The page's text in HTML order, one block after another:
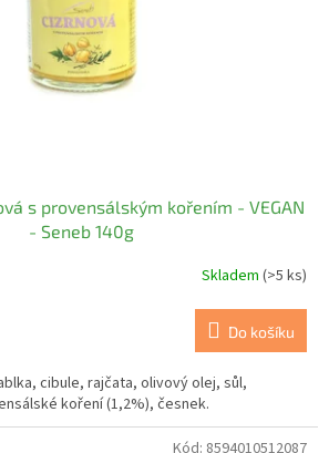
s provensálským kořením - VEGAN
- Seneb 140g
Skladem (>5 ks)
Do košíku
cibule, rajčata, olivový olej, sůl,
koření (1,2%), česnek.
Kód: 8594010512087